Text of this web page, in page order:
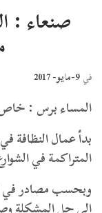
صنعاء :
في 9-مايو- 2017
المساء برس :
بدأ عمال النظافة
المتراكمة في
وبحسب مصادر في